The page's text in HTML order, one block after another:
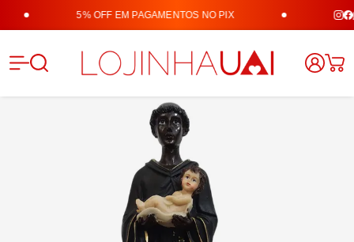
5% OFF EM PAGAMENTOS NO PIX